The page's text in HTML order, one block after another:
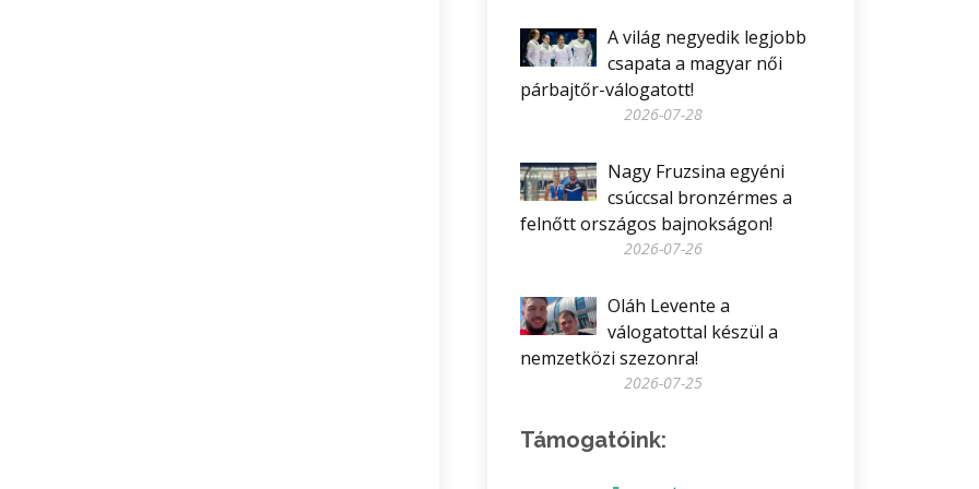
A világ negyedik legjobb
csapata a magyar női
párbajtőr-válogatott!
2026-07-28
Nagy Fruzsina egyéni
csúccsal bronzérmes a
felnőtt országos bajnokságon!
2026-07-26
Oláh Levente a
válogatottal készül a
nemzetközi szezonra!
2026-07-25
Támogatóink: